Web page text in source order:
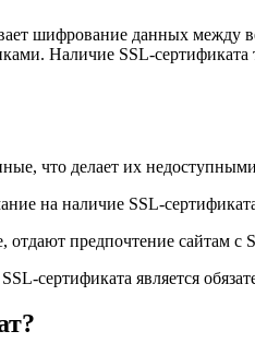
шифрование данных
Наличие SSL-сертификата
что делает их
на наличие SSL-
предпочтение сайтам с
сертификата является